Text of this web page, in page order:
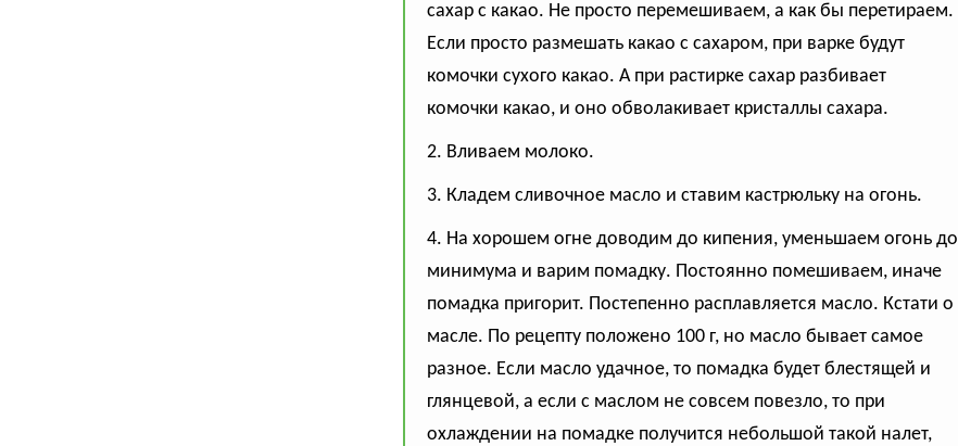
сахар с какао. Не просто перемешиваем, а как бы перетираем.
Если просто размешать какао с сахаром, при варке будут
комочки сухого какао. А при растирке сахар разбивает
комочки какао, и оно обволакивает кристаллы сахара.
2. Вливаем молоко.
3. Кладем сливочное масло и ставим кастрюльку на огонь.
4. На хорошем огне доводим до кипения, уменьшаем огонь до
минимума и варим помадку. Постоянно помешиваем, иначе
помадка пригорит. Постепенно расплавляется масло. Кстати о
масле. По рецепту положено 100 г, но масло бывает самое
разное. Если масло удачное, то помадка будет блестящей и
глянцевой, а если с маслом не совсем повезло, то при
охлаждении на помадке получится небольшой такой налет,